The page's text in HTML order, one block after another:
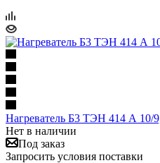
Нагреватель Б3 ТЭН 414 А 10/
Нет в наличии
Под заказ
Запросить условия поставки